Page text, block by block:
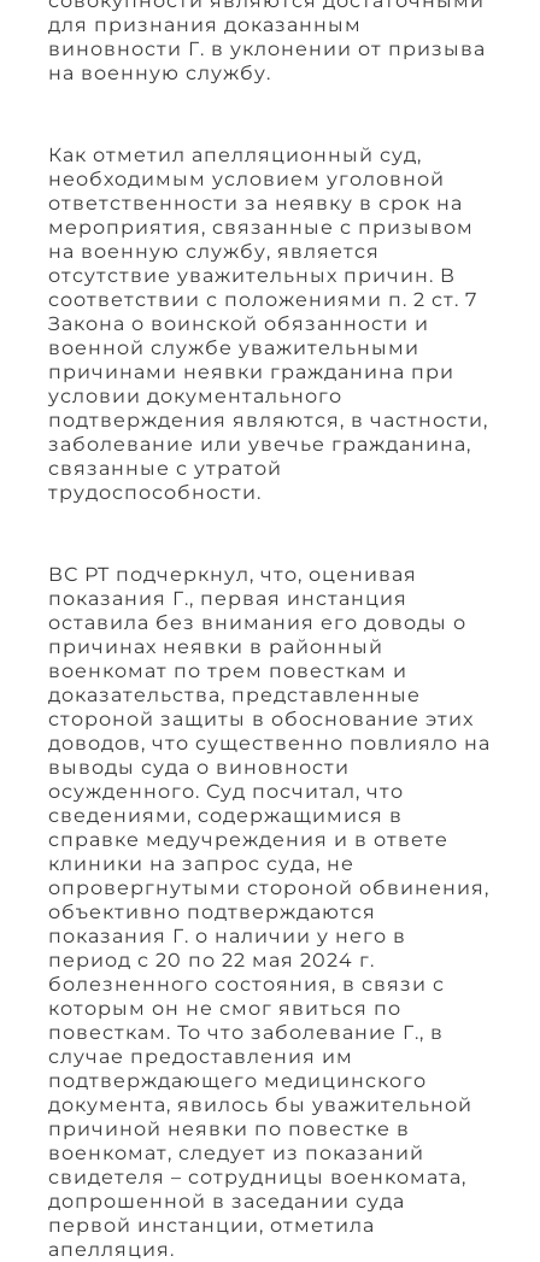
для признания доказанным
виновности Г. в уклонении от призыва
на военную службу.
Как отметил апелляционный суд,
необходимым условием уголовной
ответственности за неявку в срок на
мероприятия, связанные с призывом
на военную службу, является
отсутствие уважительных причин. В
соответствии с положениями п. 2 ст. 7
Закона о воинской обязанности и
военной службе уважительными
причинами неявки гражданина при
условии документального
подтверждения являются, в частности,
заболевание или увечье гражданина,
связанные с утратой
трудоспособности.
ВС РТ подчеркнул, что, оценивая
показания Г., первая инстанция
оставила без внимания его доводы о
причинах неявки в районный
военкомат по трем повесткам и
доказательства, представленные
стороной защиты в обоснование этих
доводов, что существенно повлияло на
выводы суда о виновности
осужденного. Суд посчитал, что
сведениями, содержащимися в
справке медучреждения и в ответе
клиники на запрос суда, не
опровергнутыми стороной обвинения,
объективно подтверждаются
показания Г. о наличии у него в
период с 20 по 22 мая 2024 г.
болезненного состояния, в связи с
которым он не смог явиться по
повесткам. То что заболевание Г., в
случае предоставления им
подтверждающего медицинского
документа, явилось бы уважительной
причиной неявки по повестке в
военкомат, следует из показаний
свидетеля – сотрудницы военкомата,
допрошенной в заседании суда
первой инстанции, отметила
апелляция.